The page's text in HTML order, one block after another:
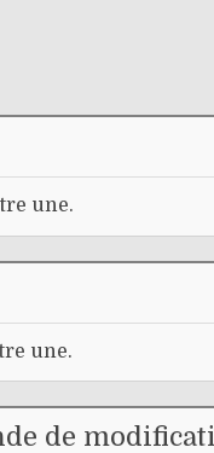
une.
une.
de